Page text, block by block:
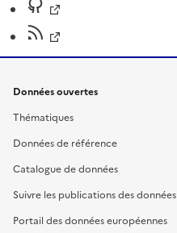
Données ouvertes
Thématiques
Données de référence
Catalogue de données
Suivre les publications des données
Portail des données européennes